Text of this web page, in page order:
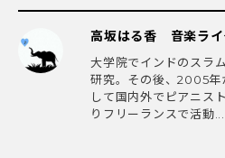
高坂はる香 音楽ライ
大学院でインドのスラ
研究。その後、2005年
して国内外でピアニス
りフリーランスで活動...